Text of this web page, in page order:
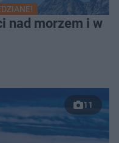
nad morzem i w
11